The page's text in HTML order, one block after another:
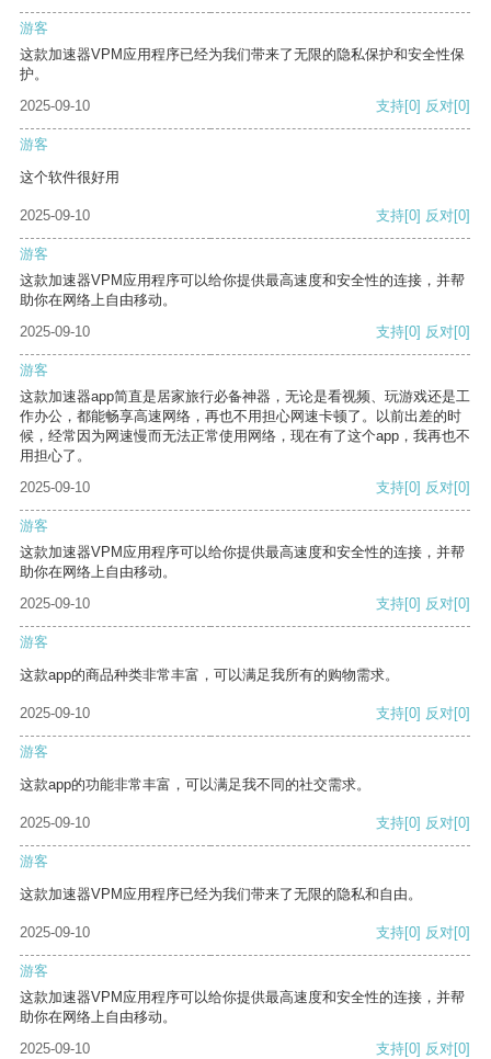
游客
这款加速器VPM应用程序已经为我们带来了无限的隐私保护和安全性保
护。
2025-09-10
支持[0] 反对[0]
游客
这个软件很好用
2025-09-10 支持[0] 反对[0]
游客
这款加速器VPM应用程序可以给你提供最高速度和安全性的连接，并帮
助你在网络上自由移动。
2025-09-10
支持[0] 反对[0]
游客
这款加速器app简直是居家旅行必备神器，无论是看视频、玩游戏还是工
作办公，都能畅享高速网络，再也不用担心网速卡顿了。以前出差的时
候，经常因为网速慢而无法正常使用网络，现在有了这个app，我再也不
用担心了。
2025-09-10
支持[0] 反对[0]
游客
这款加速器VPM应用程序可以给你提供最高速度和安全性的连接，并帮
助你在网络上自由移动。
2025-09-10
支持[0] 反对[0]
游客
这款app的商品种类非常丰富，可以满足我所有的购物需求。
2025-09-10 支持[0] 反对[0]
游客
这款app的功能非常丰富，可以满足我不同的社交需求。
2025-09-10 支持[0] 反对[0]
游客
这款加速器VPM应用程序已经为我们带来了无限的隐私和自由。
2025-09-10 支持[0] 反对[0]
游客
这款加速器VPM应用程序可以给你提供最高速度和安全性的连接，并帮
助你在网络上自由移动。
2025-09-10
支持[0] 反对[0]